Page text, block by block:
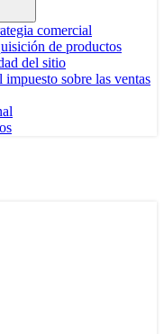
comercial
de productos
del sitio
sobre las ventas